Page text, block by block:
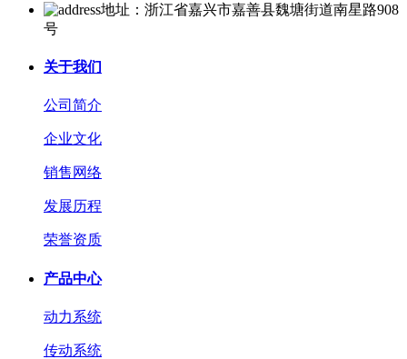
地址：浙江省嘉兴市嘉善县魏塘街道南星路908
号
关于我们
公司简介
企业文化
销售网络
发展历程
荣誉资质
产品中心
动力系统
传动系统